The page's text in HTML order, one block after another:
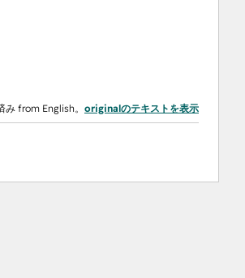
み from English。 originalのテキストを表示